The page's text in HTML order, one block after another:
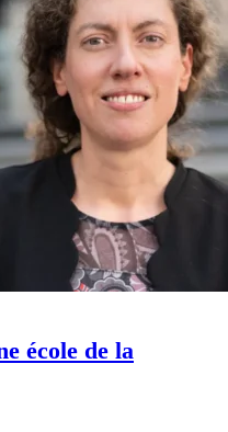
école de la